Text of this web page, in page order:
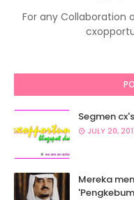
For any Collaboration
Segmen
JULY 20,
Mereka